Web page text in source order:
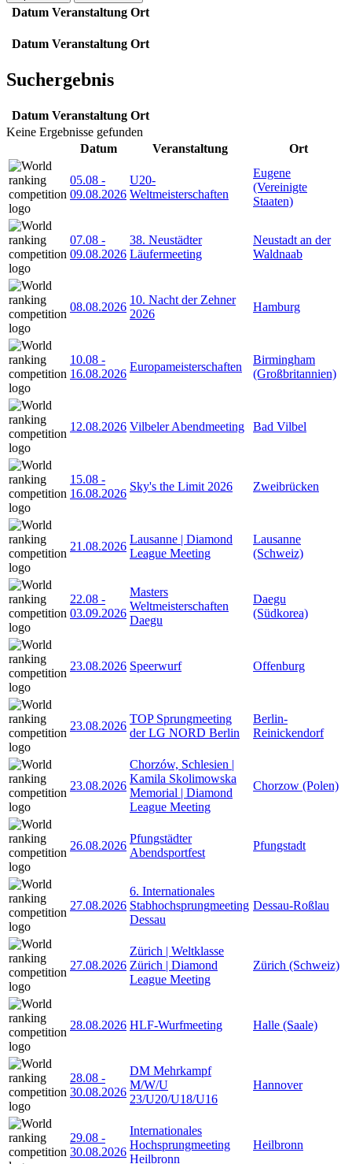
Datum Veranstaltung Ort
Datum Veranstaltung Ort
Suchergebnis
Datum Veranstaltung Ort
Keine Ergebnisse gefunden
Datum
Veranstaltung Ort
05.08 -
09.08.2026
U20-
Weltmeisterschaften
Eugene
(Vereinigte
Staaten)
07.08 -
09.08.2026
38. Neustädter
Läufermeeting
Neustadt an der
Waldnaab
08.08.2026
10. Nacht der Zehner
2026
Hamburg
10.08 -
16.08.2026
Europameisterschaften
Birmingham
(Großbritannien)
12.08.2026 Vilbeler Abendmeeting Bad Vilbel
15.08 -
16.08.2026
Sky's the Limit 2026 Zweibrücken
21.08.2026
Lausanne | Diamond
League Meeting
Lausanne
(Schweiz)
22.08 -
03.09.2026
Masters
Weltmeisterschaften
Daegu
Daegu
(Südkorea)
23.08.2026 Speerwurf Offenburg
23.08.2026
TOP Sprungmeeting
der LG NORD Berlin
Berlin-
Reinickendorf
23.08.2026
Chorzów, Schlesien |
Kamila Skolimowska
Memorial | Diamond
League Meeting
Chorzow (Polen)
26.08.2026
Pfungstädter
Abendsportfest
Pfungstadt
27.08.2026
6. Internationales
Stabhochsprungmeeting
Dessau
Dessau-Roßlau
27.08.2026
Zürich | Weltklasse
Zürich | Diamond
League Meeting
Zürich (Schweiz)
28.08.2026 HLF-Wurfmeeting Halle (Saale)
28.08 -
30.08.2026
DM Mehrkampf
M/W/U
23/U20/U18/U16
Hannover
29.08 -
30.08.2026
Internationales
Hochsprungmeeting
Heilbronn
Heilbronn